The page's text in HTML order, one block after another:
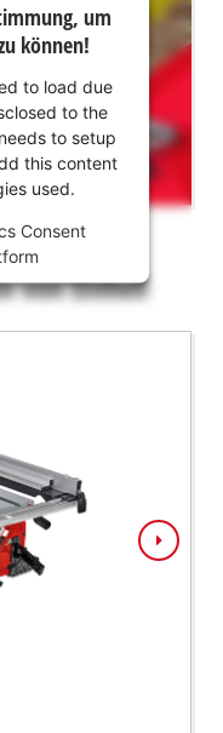
um
können!
to load due
to the
to setup
this content
used.
Consent
von Einhell